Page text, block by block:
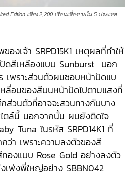
Edtion เพียง 2,200 เรือนเพื่อขายใน 5 ประเทศ
องเจ้า SRPD15K1 เหตุผลที่ทำให้
ดสีเหลืองแบบ Sunburst บอก
เพราะส่วนตัวผมชอบหน้าปัดแบ
ลื่อมของสีบนหน้าปัดไปตามแสงที่
ส่วนตัวที่อาจจะสวนทางกับบาง
ตล์นี้ นอกจากนั้น ผมยังติดใจ
Tuna ในรหัส SRPD14K1 ที่
ว่า เพราะความลงตัวของสี
ทองแบบ Rose Gold อย่างลงตัว
เพ่งพี่ใหญ่อย่าง SBBN042